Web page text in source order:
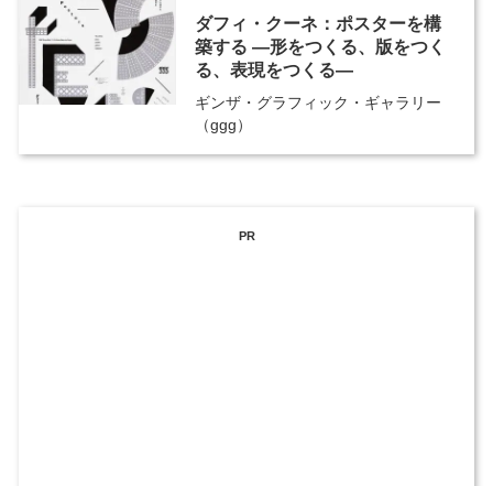
ダフィ・クーネ：ポスターを構
築する ―形をつくる、版をつく
る、表現をつくる―
ギンザ・グラフィック・ギャラリー
（ggg）
PR